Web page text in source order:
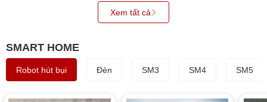
Xem tất cả
SMART HOME
Robot hút bụi Đèn SM3 SM4 SM5